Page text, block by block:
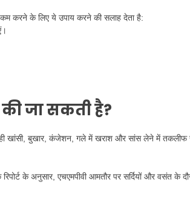
करने के लिए ये उपाय करने की सलाह देता है:
जा सकती है?
ही खांसी, बुखार, कंजेशन, गले में खराश और सांस लेने में
के अनुसार, एचएमपीवी आमतौर पर सर्दियों और वसंत के